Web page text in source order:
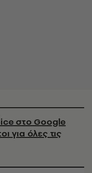
στο Google
για όλες τις